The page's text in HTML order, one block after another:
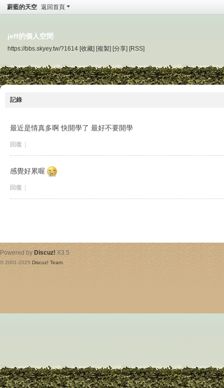
蔚藍的天空 返回首頁
jeff的個人空間
https://bbs.skyey.tw/?1614 [收藏] [複製] [分享] [RSS]
記錄
最近是情真多啊 快開學了 最好不要開學
回復
感覺好累喔
回復
Powered by Discuz! X3.5
© 2001-2025 Discuz! Team